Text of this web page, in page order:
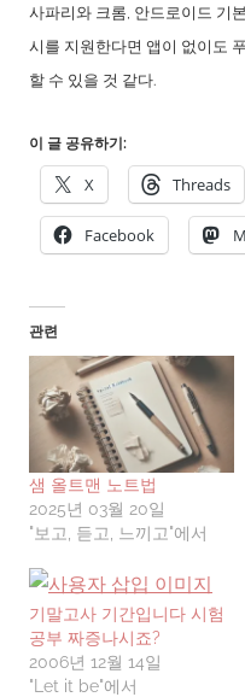
사파리와 크롬, 안드로이드 기
시를 지원한다면 앱이 없이도
할 수 있을 것 같다.
이 글 공유하기:
X Threads
Facebook
관련
샘 올트맨 노트법
2025년 03월 20일
"보고, 듣고, 느끼고"에서
기말고사 기간입니다 시험
공부 짜증나시죠?
2006년 12월 14일
"Let it be"에서